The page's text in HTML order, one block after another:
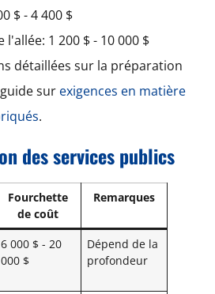
$ - 4 400 $
1 200 $ - 10 000 $
détaillées sur la préparation
sur exigences en matière
.
des services publics
Fourchette
de coût
Remarques
6 000 $ - 20
000 $
Dépend de la
profondeur